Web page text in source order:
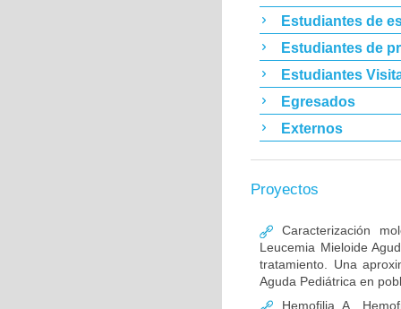
Estudiantes de
Estudiantes de
Estudiantes
Egresados
Externos
Proyectos
Caracterización
Leucemia Mieloide
tratamiento. Una
Aguda Pediátrica en
Hemofilia A,